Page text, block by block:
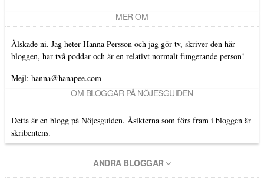
MER OM
Älskade ni. Jag heter Hanna Persson och jag gör tv, skriver den här
bloggen, har två poddar och är en relativt normalt fungerande person!
Mejl: hanna@hanapee.com
OM BLOGGAR PÅ NÖJESGUIDEN
Detta är en blogg på Nöjesguiden. Åsikterna som förs fram i bloggen är
skribentens.
ANDRA BLOGGAR